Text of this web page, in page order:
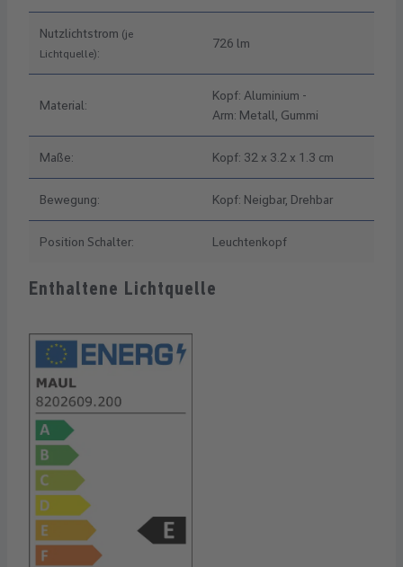
Nutzlichtstrom (je
Lichtquelle):
726 lm
Material:
Kopf: Aluminium -
Arm: Metall, Gummi
Maße: Kopf: 32 x 3.2 x 1.3 cm
Bewegung: Kopf: Neigbar, Drehbar
Position Schalter: Leuchtenkopf
Enthaltene Lichtquelle